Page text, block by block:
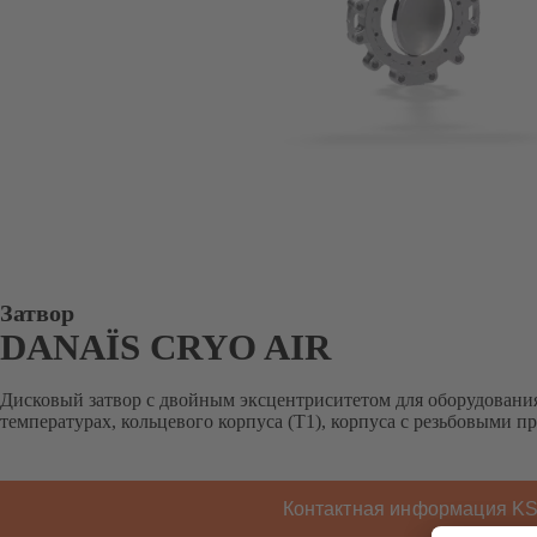
Затвор
DANAÏS CRYO AIR
Дисковый затвор с двойным эксцентриситетом для
температурах, кольцевого корпуса (T1), корпуса с резьбовыми
Контактная информация